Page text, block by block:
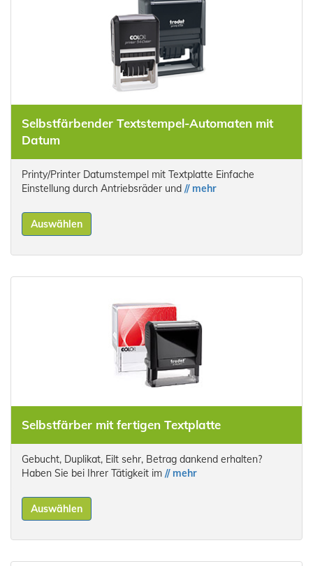
Selbstfärbender Textstempel-Automaten mit
Datum
Printy/Printer Datumstempel mit Textplatte Einfache
Einstellung durch Antriebsräder und // mehr
Auswählen
Selbstfärber mit fertigen Textplatte
Gebucht, Duplikat, Eilt sehr, Betrag dankend erhalten?
Haben Sie bei Ihrer Tätigkeit im // mehr
Auswählen